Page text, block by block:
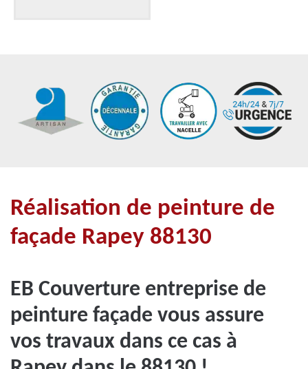
Réalisation de peinture de
façade Rapey 88130
EB Couverture entreprise de
peinture façade vous assure
vos travaux dans ce cas à